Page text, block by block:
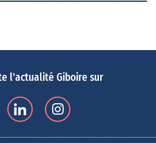
l'actualité Giboire sur